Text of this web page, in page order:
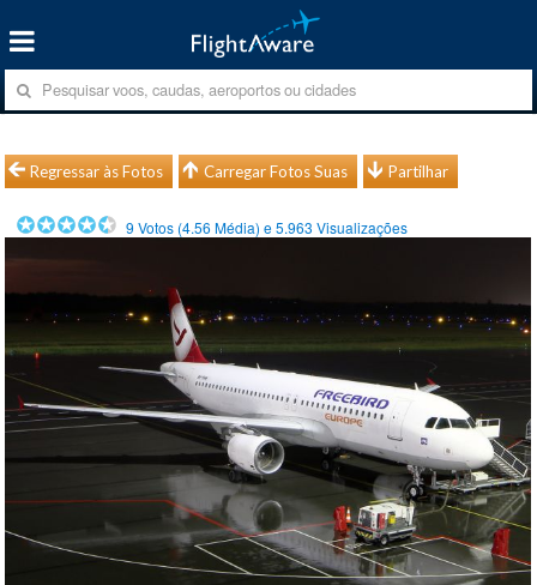
Regressar às Fotos Carregar Fotos Suas Partilhar
9 Votos (4.56 Média) e5.963 Visualizações